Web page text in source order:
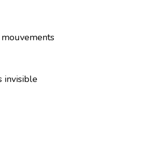
mouvements
invisible